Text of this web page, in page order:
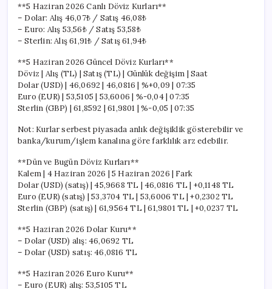
**5 Haziran 2026 Canlı Döviz Kurları**
– Dolar: Alış 46,07₺ / Satış 46,08₺
– Euro: Alış 53,56₺ / Satış 53,58₺
– Sterlin: Alış 61,91₺ / Satış 61,94₺
**5 Haziran 2026 Güncel Döviz Kurları**
Döviz | Alış (TL) | Satış (TL) | Günlük değişim | Saat
Dolar (USD) | 46,0692 | 46,0816 | %+0,09 | 07:35
Euro (EUR) | 53,5105 | 53,6006 | %-0,04 | 07:35
Sterlin (GBP) | 61,8592 | 61,9801 | %-0,05 | 07:35
Not: Kurlar serbest piyasada anlık değişiklik gösterebilir ve
banka/kurum/işlem kanalına göre farklılık arz edebilir.
**Dün ve Bugün Döviz Kurları**
Kalem | 4 Haziran 2026 | 5 Haziran 2026 | Fark
Dolar (USD) (satış) | 45,9668 TL | 46,0816 TL | +0,1148 TL
Euro (EUR) (satış) | 53,3704 TL | 53,6006 TL | +0,2302 TL
Sterlin (GBP) (satış) | 61,9564 TL | 61,9801 TL | +0,0237 TL
**5 Haziran 2026 Dolar Kuru**
– Dolar (USD) alış: 46,0692 TL
– Dolar (USD) satış: 46,0816 TL
**5 Haziran 2026 Euro Kuru**
– Euro (EUR) alış: 53,5105 TL